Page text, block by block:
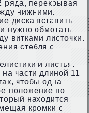
ряда, перекрывая
нижними.
диска вставить
нужно обмотать
витками листочки.
стебля с
и листья.
части длиной 11
чтобы одна
положение по
находится
кромки с